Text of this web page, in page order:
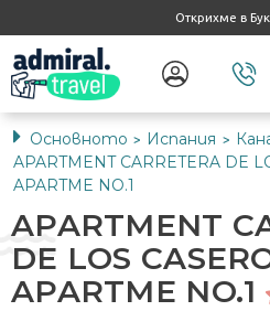
Открихме в
Основното > Испания >
APARTMENT CARRETERA DE
APARTME NO.1
APARTMENT
DE LOS
APARTME NO.1